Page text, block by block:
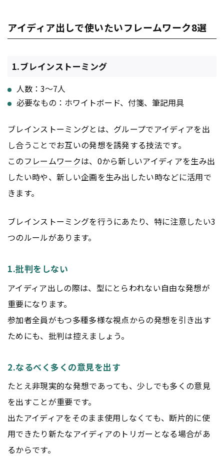
アイディア出しで使いたいフレームワーク8選
1.ブレインストーミング
人数：3〜7人
必要なもの：ホワイトボード、付箋、筆記用具
ブレインストーミングとは、グループでアイディアを出
し合うことでお互いの発想を誘発する技法です。
このフレームワークは、0から新しいアイディアを生み出
したい時や、新しい企画を生み出したい時などに活用で
きます。
ブレインストーミングを行うにあたり、特に注意したい3
つのルールがあります。
1.批判をしない
アイディア出しの際は、型にとらわれない自由な発想が
重要になります。
参加者全員がもつ多種多様な視点からの発想を引き出す
ためにも、批判は控えましょう。
2.なるべく多くの意見を出す
たとえ非現実的な発想であっても、少しでも多くの意見
を出すことが重要です。
出たアイディアをそのまま使用しなくても、断片的に使
用できたり新たなアイディアのトリガーとなる場合があ
るからです。